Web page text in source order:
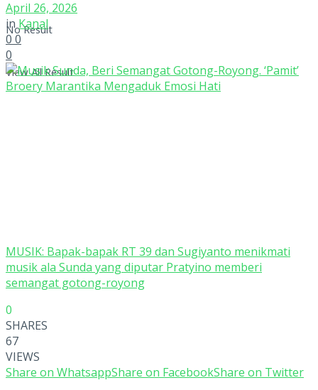
No Result
View All Result
April 26, 2026
in Kanal
0 0
0
MUSIK: Bapak-bapak RT 39 dan Sugiyanto menikmati
musik ala Sunda yang diputar Pratyino memberi
semangat gotong-royong
0
SHARES
67
VIEWS
Share on WhatsappShare on FacebookShare on Twitter